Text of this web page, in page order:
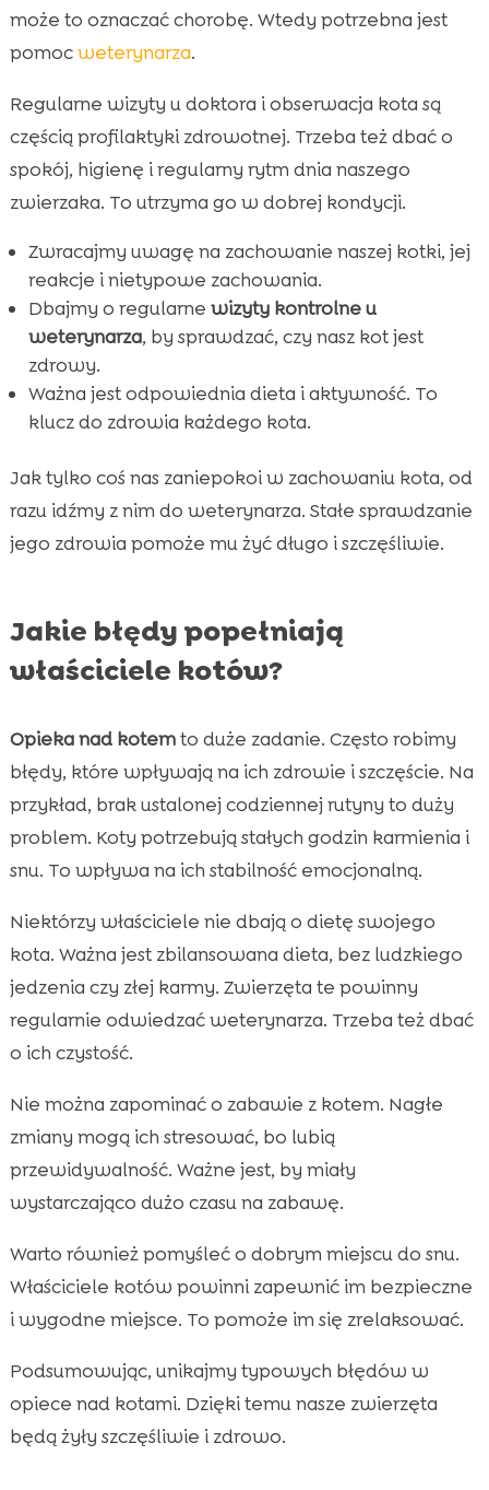
może to oznaczać chorobę. Wtedy potrzebna jest
pomocweterynarza.
Regularne wizyty u doktora i obserwacja kota są
częścią profilaktyki zdrowotnej. Trzeba też dbać o
spokój, higienę i regularny rytm dnia naszego
zwierzaka. To utrzyma go w dobrej kondycji.
Zwracajmy uwagę na zachowanie naszej kotki, jej
reakcje i nietypowe zachowania.
Dbajmy o regularne wizyty kontrolne u
weterynarza, by sprawdzać, czy nasz kot jest
zdrowy.
Ważna jest odpowiednia dieta i aktywność. To
klucz do zdrowia każdego kota.
Jak tylko coś nas zaniepokoi w zachowaniu kota, od
razu idźmy z nim do weterynarza. Stałe sprawdzanie
jego zdrowia pomoże mu żyć długo i szczęśliwie.
Jakie błędy popełniają
właściciele kotów?
Opieka nad kotemto duże zadanie. Często robimy
błędy, które wpływają na ich zdrowie i szczęście. Na
przykład, brak ustalonej codziennej rutyny to duży
problem. Koty potrzebują stałych godzin karmienia i
snu. To wpływa na ich stabilność emocjonalną.
Niektórzy właściciele nie dbają o dietę swojego
kota. Ważna jest zbilansowana dieta, bez ludzkiego
jedzenia czy złej karmy. Zwierzęta te powinny
regularnie odwiedzać weterynarza. Trzeba też dbać
o ich czystość.
Nie można zapominać o zabawie z kotem. Nagłe
zmiany mogą ich stresować, bo lubią
przewidywalność. Ważne jest, by miały
wystarczająco dużo czasu na zabawę.
Warto również pomyśleć o dobrym miejscu do snu.
Właściciele kotów powinni zapewnić im bezpieczne
i wygodne miejsce. To pomoże im się zrelaksować.
Podsumowując, unikajmy typowych błędów w
opiece nad kotami. Dzięki temu nasze zwierzęta
będą żyły szczęśliwie i zdrowo.